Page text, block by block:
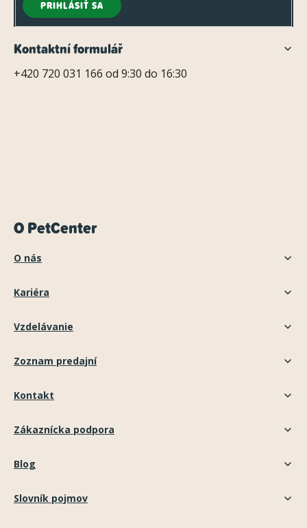
PRIHLÁSIŤ SA
Kontaktní formulář
+420 720 031 166 od 9:30 do 16:30
O PetCenter
O nás
Kariéra
Vzdelávanie
Zoznam predajní
Kontakt
Zákaznícka podpora
Blog
Slovník pojmov